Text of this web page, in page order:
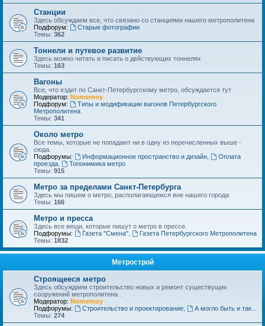
Станции
Здесь обсуждаем все, что связано со станциями нашего метрополитена
Подфорум:
Старые фотографии
Темы: 362
Тоннели и путевое развитие
Здесь можно читать и писать о действующих тоннелях
Темы: 163
Вагоны
Все, что ездит по Санкт-Петербургскому метро, обсуждается тут
Модератор: Nomernoy
Подфорум:
Типы и модификации вагонов Петербургского
Метрополитена
Темы: 341
Около метро
Все темы, которые не попадают ни в одну из перечисленных выше -
сюда.
Подфорумы:
Информационное пространство и дизайн,
Оплата
проезда
Топонимика метро
Темы: 915
Метро за пределами Санкт-Петербурга
Здесь мы пишем о метро, располагающемся вне нашего города
Темы: 166
Метро и пресса
Здесь все вещи, которые пишут о метро в прессе.
Подфорумы:
Газета "Смена",
Газета Петербургского Метрополитена
Темы: 1832
Метрострой
Строящееся метро
Здесь обсуждаем строительство новых и ремонт существущих
сооружений метрополитена .
Модератор: Nomernoy
Подфорумы:
Строительство и проектирование,
А могло быть и так...
Темы: 274